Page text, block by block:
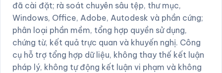
đã cài đặt; rà soát chuyên sâu tệp, thư mục,
Windows, Office, Adobe, Autodesk và phần cứng;
phân loại phần mềm, tổng hợp quyền sử dụng,
chứng từ, kết quả trực quan và khuyến nghị. Công
cụ hỗ trợ tổng hợp dữ liệu, không thay thế kết luận
pháp lý, không tự động kết luận vi phạm và không